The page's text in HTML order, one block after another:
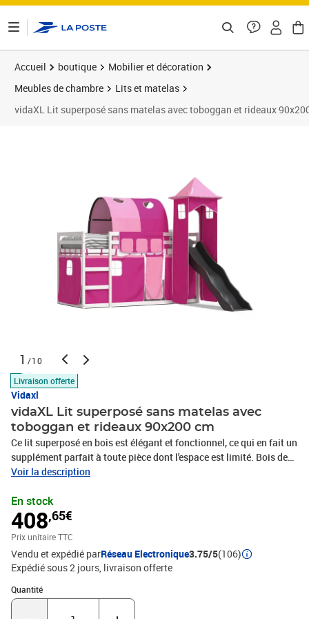
Accueil boutique
Mobilier et décoration
Meubles de chambre
Lits et matelas
vidaXL Lit superposé sans matelas avec toboggan et rideaux
1 /10
Livraison offerte
Vidaxl
vidaXL Lit superposé sans matelas avec
toboggan et rideaux 90x200 cm
Ce lit superposé en bois est élégant et fonctionnel, ce qui en fait un
supplément parfait à toute pièce dont l'espace est limité. Bois de
pin massif : ce lit superposé est fabriqué en bois de pin massif
droit et les nœuds donnent au matériau son aspect rustique
caractéristique.Très amusant : vous pouvez combiner les rideaux
avec le lit superposé bas pour créer la base secrète de votre enfant,
ce qui permet de s’amuser à l’heure du coucher et d’ajouter un
point d'intérêt à la chambre à coucher !Barrières de sécurité : le lit
supérieur est équipé de garde-corps de sécurité sur les 4 côtés,
afin que votre enfant puisse dormir sans craindre de
tomber.Échelle et toboggan pratiques : ce lit superposé est doté
Voir la description
En stock
408,65€
Prix unitaire TTC
Vendu et expédié parRéseau Electronique3.75/5(106)
Expédié sous 2 jours livraison offerte
Quantité
Quantité : 1